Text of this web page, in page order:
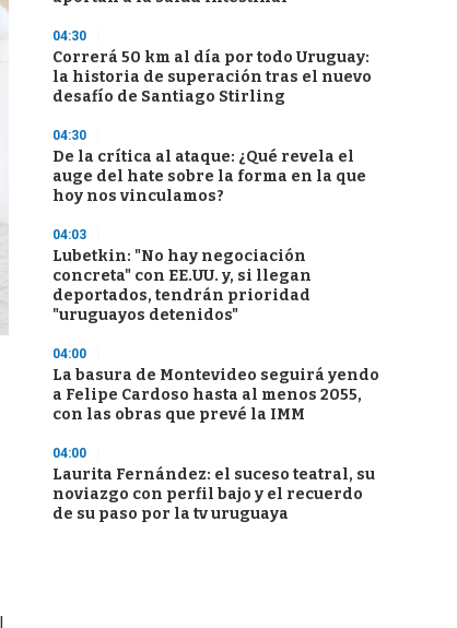
04:30
Correrá 50 km al día por todo Uruguay:
la historia de superación tras el nuevo
desafío de Santiago Stirling
04:30
De la crítica al ataque: ¿Qué revela el
auge del hate sobre la forma en la que
hoy nos vinculamos?
04:03
Lubetkin: "No hay negociación
concreta" con EE.UU. y, si llegan
deportados, tendrán prioridad
"uruguayos detenidos"
04:00
La basura de Montevideo seguirá yendo
a Felipe Cardoso hasta al menos 2055,
con las obras que prevé la IMM
04:00
Laurita Fernández: el suceso teatral, su
noviazgo con perfil bajo y el recuerdo
de su paso por la tv uruguaya